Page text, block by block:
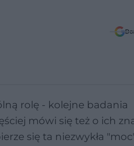
rolę - kolejne badania
mówi się też o ich
się ta niezwykła